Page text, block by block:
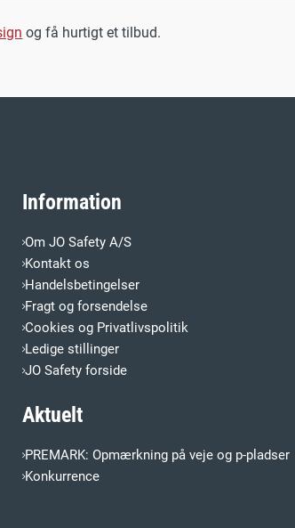
og få hurtigt et tilbud.
Information
Om JO Safety A/S
Kontakt os
Handelsbetingelser
Fragt og forsendelse
Cookies og Privatlivspolitik
Ledige stillinger
JO Safety forside
Aktuelt
PREMARK: Opmærkning på veje og p-pladser
Konkurrence